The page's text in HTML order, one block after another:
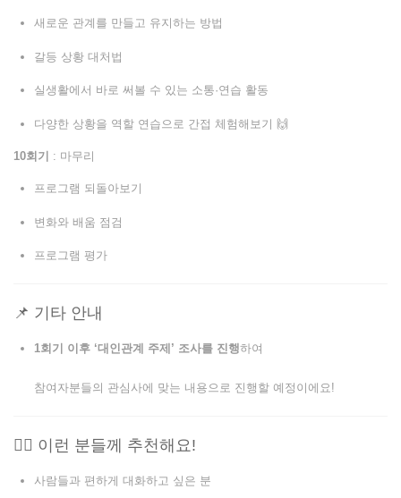
새로운 관계를 만들고 유지하는 방법
갈등 상황 대처법
실생활에서 바로 써볼 수 있는 소통·연습 활동
다양한 상황을 역할 연습으로 간접 체험해보기 🙌
10회기 : 마무리
프로그램 되돌아보기
변화와 배움 점검
프로그램 평가
📌 기타 안내
1회기 이후 ‘대인관계 주제’ 조사를 진행하여
참여자분들의 관심사에 맞는 내용으로 진행할 예정이에요!
🙋‍♀️ 이런 분들께 추천해요!
사람들과 편하게 대화하고 싶은 분